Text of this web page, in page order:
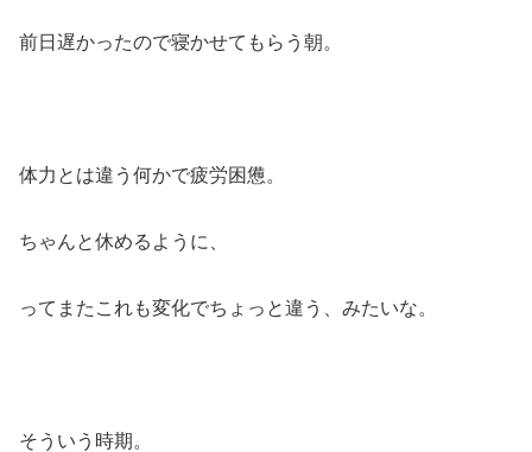
前日遅かったので寝かせてもらう朝。
体力とは違う何かで疲労困憊。
ちゃんと休めるように、
ってまたこれも変化でちょっと違う、みたいな。
そういう時期。